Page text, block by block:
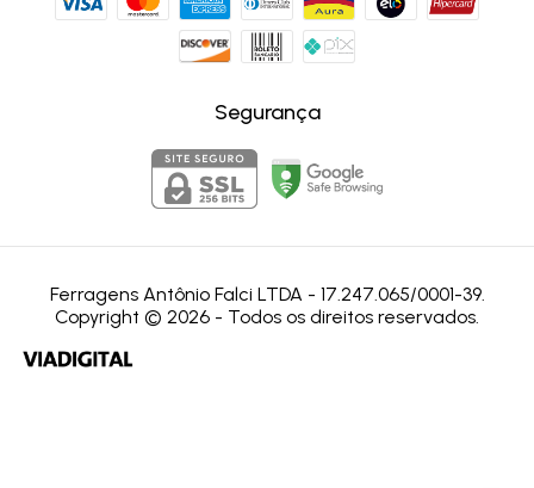
Segurança
Ferragens Antônio Falci LTDA - 17.247.065/0001-39.
Copyright © 2026 - Todos os direitos reservados.